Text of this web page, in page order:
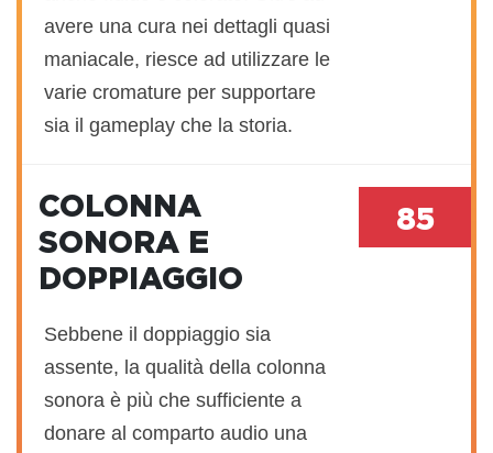
avere una cura nei dettagli quasi
maniacale, riesce ad utilizzare le
varie cromature per supportare
sia il gameplay che la storia.
COLONNA
SONORA E
DOPPIAGGIO
Sebbene il doppiaggio sia
assente, la qualità della colonna
sonora è più che sufficiente a
donare al comparto audio una
85